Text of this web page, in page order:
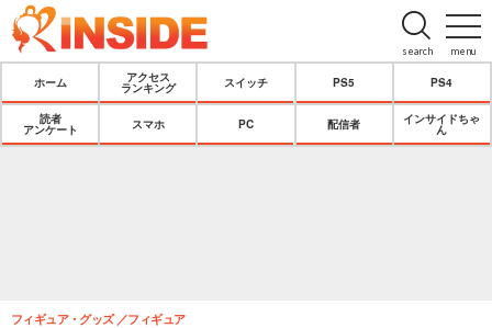
menu
search
ホーム
アクセス
ランキング
スイッチ PS5 PS4
読者
アンケート
スマホ PC 配信者
インサイドちゃ
ん
フィギュア・グッズ フィギュア